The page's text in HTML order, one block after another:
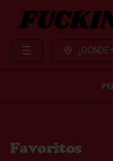
¿DÓNDE
Favoritos